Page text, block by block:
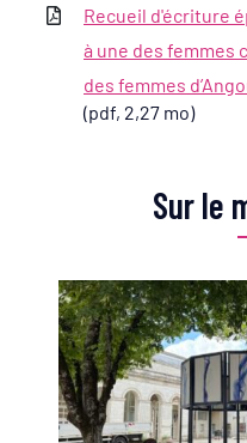
Recueil d'écriture
à une des femmes
des femmes
(pdf, 2,27 mo)
Sur le